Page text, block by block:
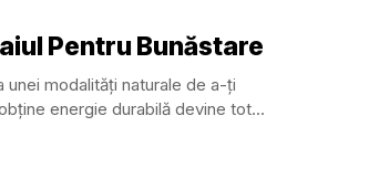
Pentru Bunăstare
unei modalități naturale de a-ți
energie durabilă devine tot...